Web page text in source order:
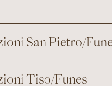
San Pietro/
Tiso/Funes